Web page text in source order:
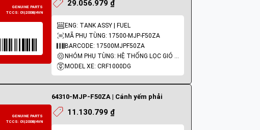
17500-MJP-F50ZA
29.056.979 ₫
ENG: TANK ASSY | FUEL
MÃ PHỤ TÙNG: 17500-MJP-F50ZA
BARCODE: 17500MJPF50ZA
NHÓM PHỤ TÙNG: HỆ THỐNG LỌC GIÓ - BÌNH XĂNG
MODEL XE: CRF1000DG
64310-MJP-F50ZA | Cánh yếm phải
11.130.799 ₫